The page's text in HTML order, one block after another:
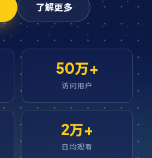
了解更多
50万+
访问用户
2万+
日均观看